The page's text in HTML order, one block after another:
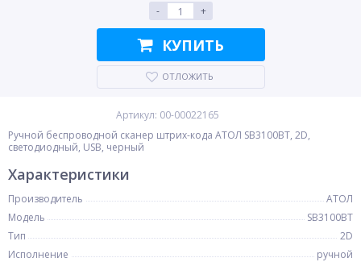
-
+
КУПИТЬ
ОТЛОЖИТЬ
Артикул: 00-00022165
Ручной беспроводной сканер штрих-кода АТОЛ SB3100BT, 2D,
светодиодный, USB, черный
Характеристики
Производитель
АТОЛ
Модель
SB3100BT
Тип
2D
Исполнение
ручной